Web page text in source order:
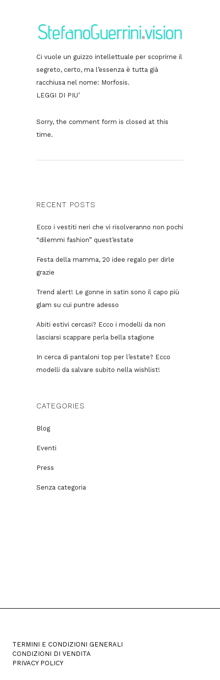
Ci vuole un guizzo intellettuale per scoprirne il
segreto, certo, ma l’essenza è tutta già
racchiusa nel nome: Morfosis.
LEGGI DI PIU’
Sorry, the comment form is closed at this
time.
RECENT POSTS
Ecco i vestiti neri che vi risolveranno non pochi
“dilemmi fashion” quest’estate
Festa della mamma, 20 idee regalo per dirle
grazie
Trend alert! Le gonne in satin sono il capo più
glam su cui puntre adesso
Abiti estivi cercasi? Ecco i modelli da non
lasciarsi scappare perla bella stagione
In cerca di pantaloni top per l’estate? Ecco
modelli da salvare subito nella wishlist!
CATEGORIES
Blog
Eventi
Press
Senza categoria
TERMINI E CONDIZIONI GENERALI
CONDIZIONI DI VENDITA
PRIVACY POLICY